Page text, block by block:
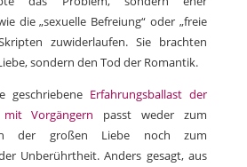
die „sexuelle Befreiung“ oder „freie
zuwiderlaufen. Sie brachten
sondern den Tod der Romantik.
geschriebene Erfahrungsballast der
Vorgängern passt weder zum
der großen Liebe noch zum
Unberührtheit. Anders gesagt, aus